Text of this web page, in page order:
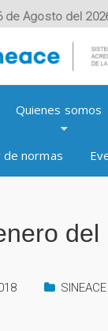
de Agosto del
Quienes somos
de normas